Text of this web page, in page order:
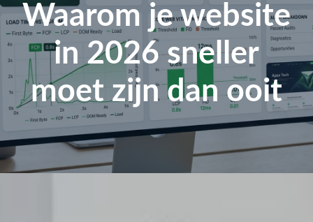
Waarom je website
in 2026 sneller
moet zijn dan ooit